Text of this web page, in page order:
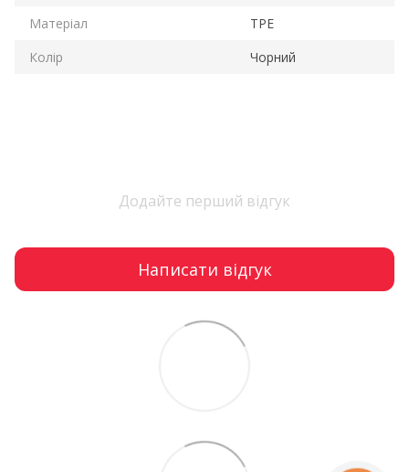
Матеріал
TPE
Колір
Чорний
Додайте перший відгук
Написати відгук